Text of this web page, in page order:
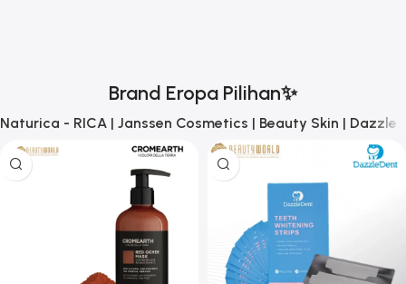
Brand Eropa Pilihan✨
Naturica - RICA | Janssen Cosmetics | Beauty Skin | Dazzle